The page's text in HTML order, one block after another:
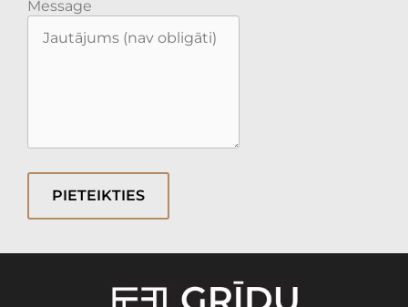
Message
PIETEIKTIES